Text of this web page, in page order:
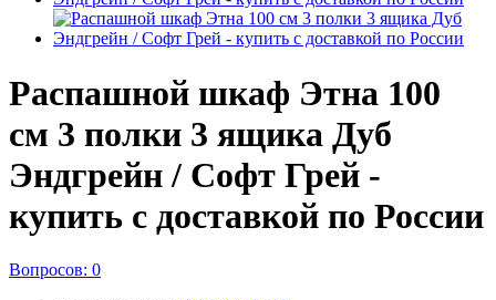
Распашной шкаф Этна 100
см 3 полки 3 ящика Дуб
Эндгрейн / Софт Грей -
купить с доставкой по России
Вопросов: 0